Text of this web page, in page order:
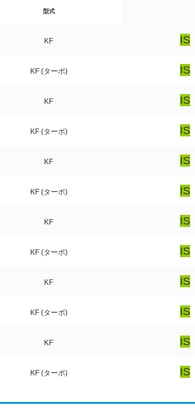
型式
KF IS
KF (ターボ) IS
KF IS
KF (ターボ) IS
KF IS
KF (ターボ) IS
KF IS
KF (ターボ) IS
KF IS
KF (ターボ) IS
KF IS
KF (ターボ) IS